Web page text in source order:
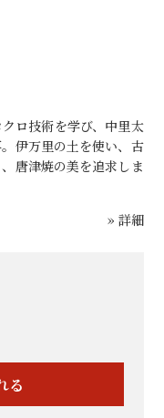
ロ技術を学び、中里太
伊万里の土を使い、古
唐津焼の美を追求しま
» 詳細
る
トへ進む